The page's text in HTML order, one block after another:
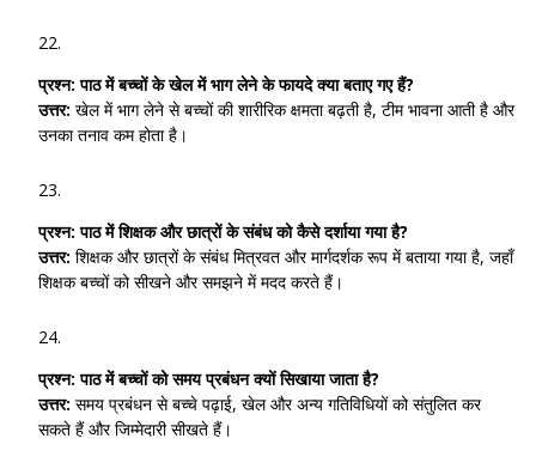
प्रश्न: पाठ में बच्चों के खेल में भाग लेने के फायदे क्या बताए गए हैं?
उत्तर: खेल में भाग लेने से बच्चों की शारीरिक क्षमता बढ़ती है, टीम भावना आती है और
उनका तनाव कम होता है।
प्रश्न: पाठ में शिक्षक और छात्रों के संबंध को कैसे दर्शाया गया है?
उत्तर: शिक्षक और छात्रों के संबंध मित्रवत और मार्गदर्शक रूप में बताया गया है, जहाँ
शिक्षक बच्चों को सीखने और समझने में मदद करते हैं।
प्रश्न: पाठ में बच्चों को समय प्रबंधन क्यों सिखाया जाता है?
उत्तर: समय प्रबंधन से बच्चे पढ़ाई, खेल और अन्य गतिविधियों को संतुलित कर
सकते हैं और जिम्मेदारी सीखते हैं।